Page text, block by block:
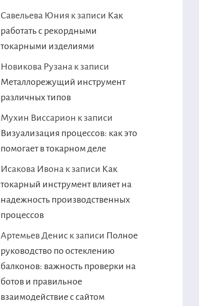
Савельева Юния к записи Как
работать с рекордными
токарными изделиями
Новикова Рузана к записи
Металлорежущий инструмент
различных типов
Мухин Виссарион к записи
Визуализация процессов: как это
помогает в токарном деле
Исакова Ивона к записи Как
токарный инструмент влияет на
надежность производственных
процессов
Артемьев Дениск записи Полное
руководство по остеклению
балконов: важность проверки на
ботов и правильное
взаимодействие с сайтом